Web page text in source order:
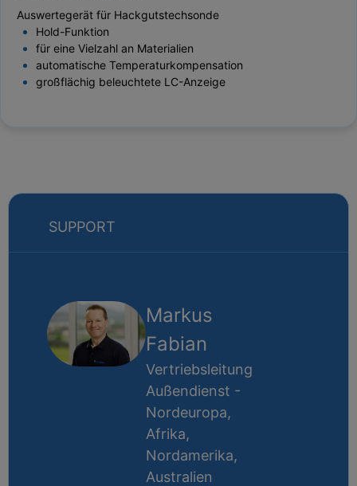
Auswertegerät für Hackgutstechsonde
Hold-Funktion
für eine Vielzahl an Materialien
automatische Temperaturkompensation
großflächig beleuchtete LC-Anzeige
SUPPORT
Markus
Fabian
Vertriebsleitung
Außendienst -
Nordeuropa,
Afrika,
Nordamerika,
Australien